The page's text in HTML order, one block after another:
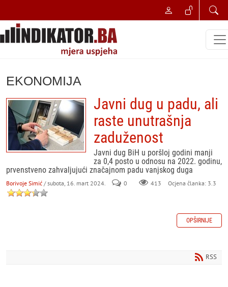
EKONOMIJA
Javni dug u padu, ali
raste unutrašnja
zaduženost
Javni dug BiH u poršloj godini manji
za 0,4 posto u odnosu na 2022. godinu,
prvenstveno zahvaljujući značajnom padu vanjskog duga
Borivoje Simić / subota, 16. mart 2024. 0 413 Ocjena članka: 3.3
OPŠIRNIJE
RSS